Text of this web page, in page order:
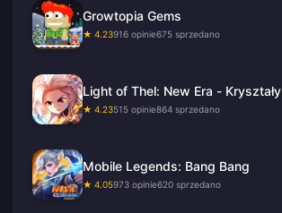
Growtopia Gems
★ 4.23916 opinie675 sprzedano
Light of Thel: New Era - Kryształy
★ 4.23515 opinie864 sprzedano
Mobile Legends: Bang Bang
★ 4.05973 opinie620 sprzedano